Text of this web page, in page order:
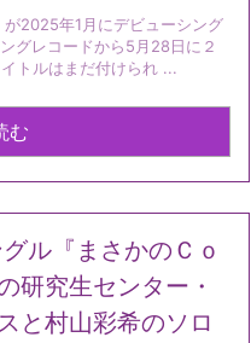
2025年1月にデビューシング
グレコードから5月28日に２
トルはまだ付けられ ...
む
ル『まさかのＣｏ
研究生センター・
と村山彩希のソロ